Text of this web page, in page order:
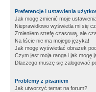
Preferencje i ustawienia
Jak mogę zmienić moje
Nieprawidłowo wyświetla mi się
Zmieniłem strefę czasową, ale
Na liście nie ma mojego języka!
Jak mogę wyświetlać obrazek
Czym jest moja ranga i jak mogę
Dlaczego muszę się zalogować
Problemy z pisaniem
Jak utworzyć temat na forum?